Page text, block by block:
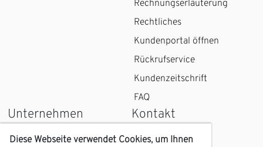
Rechnungserläuterung
Rechtliches
Kundenportal öffnen
Rückrufservice
Kundenzeitschrift
FAQ
Unternehmen
Wir über uns
Kontakt
Kontaktformular
Diese Webseite verwendet Cookies, um Ihnen